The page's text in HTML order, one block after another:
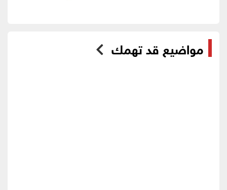
مواضيع قد تهمك